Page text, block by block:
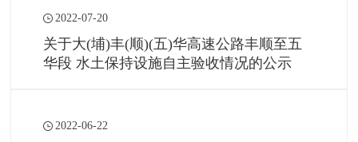
2022-07-20
关于大(埔)丰(顺)(五)华高速公路丰顺至五
华段 水土保持设施自主验收情况的公示
2022-06-22